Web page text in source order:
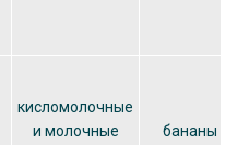
кисломолочные
и молочные
бананы